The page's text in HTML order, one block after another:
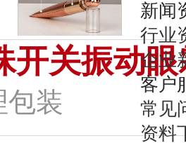
新闻
行业
企业
客户
常见
资料
开关振动
包装